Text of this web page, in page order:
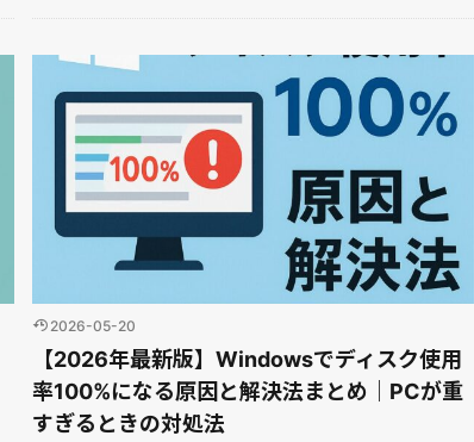
2026-05-20
【2026年最新版】Windowsでディスク使用
率100%になる原因と解決法まとめ｜PCが重
すぎるときの対処法